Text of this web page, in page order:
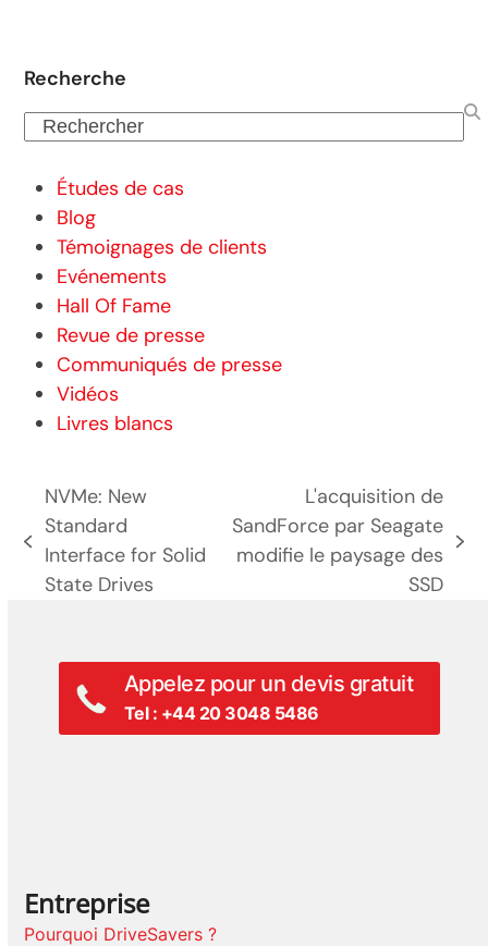
Recherche
Rechercher
Études de cas
Blog
Témoignages de clients
Evénements
Hall Of Fame
Revue de presse
Communiqués de presse
Vidéos
Livres blancs
poste
précédent:
NVMe: New
Standard
Interface for Solid
State Drives
prochain
L'acquisition de
SandForce par Seagate
modifie le paysage des
SSD
Appelez pour un devis gratuit
Tel : +44 20 3048 5486
Entreprise
Pourquoi DriveSavers ?